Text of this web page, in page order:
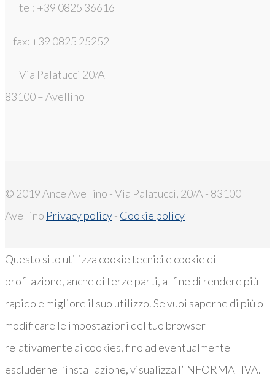
tel: +39 0825 36616
fax: +39 0825 25252
Via Palatucci 20/A
83100 – Avellino
© 2019 Ance Avellino - Via Palatucci, 20/A - 83100
Avellino Privacy policy- Cookie policy
Questo sito utilizza cookie tecnici e cookie di
profilazione, anche di terze parti, al fine di rendere più
rapido e migliore il suo utilizzo. Se vuoi saperne di più o
modificare le impostazioni del tuo browser
relativamente ai cookies, fino ad eventualmente
escluderne l’installazione, visualizza l’INFORMATIVA.